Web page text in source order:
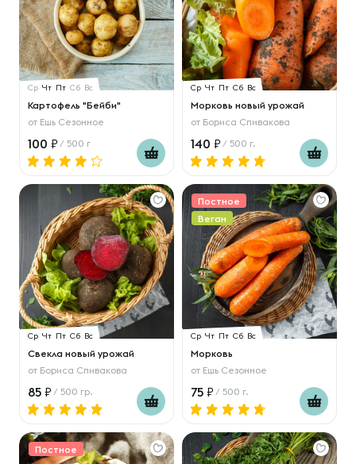
Ср Чт Пт Сб Вс
Картофель "Бейби"
от Ешь Сезонное
100 / 500 г
Ср Чт Пт Сб Вс
Морковь новый урожай
от Бориса Спивакова
140 / 500 г.
Ср Чт Пт Сб Вс
Свекла новый урожай
от Бориса Спивакова
85 / 500 гр.
Постное
Веган
Ср Чт Пт Сб Вс
Морковь
от Ешь Сезонное
75 / 500 г.
Постное